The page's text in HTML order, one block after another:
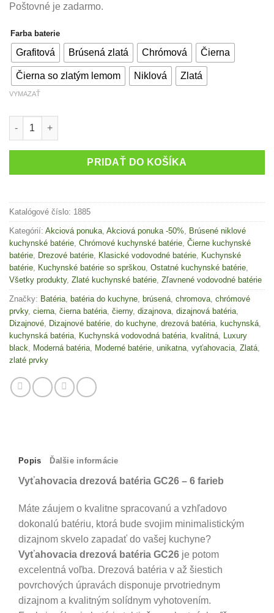
Poštovné je zadarmo.
Farba baterie
Grafitová Brúsená zlatá Chrómová Čierna
Čierna so zlatým lemom Niklová Zlatá
VYMAZAŤ
množstvo Vyťahovacia drezová batéria GC26 - rôzne farby
PRIDAŤ DO KOŠÍKA
Katalógové číslo: 1885
Kategórií: Akciová ponuka Akciová ponuka -50%
Brúsené niklové
kuchynské batérie Chrómové kuchynské batérie Čierne kuchynské
batérie Drezové batérie Klasické vodovodné batérie Kuchynské
batérie Kuchynské batérie so sprškou Ostatné kuchynské batérie
Všetky produkty, Zlaté kuchynské batérie Zľavnené vodovodné batérie
Značky: Batéria batéria do kuchyne brúsená chromova chrómové
prvky, cierna čierna batéria čierny, dizajnova dizajnová batéria
Dizajnové Dizajnové batérie do kuchyne drezová batéria kuchynská
kuchynská batéria Kuchynská vodovodná batéria kvalitná Luxury
black
Moderná batéria Moderné batérie unikatna vyťahovacia Zlatá
zlaté prvky
Popis Ďalšie informácie
Vyťahovacia drezová batéria GC26 – 6 farieb
Máte záujem o kvalitne spracovanú a vzhľadovo
dokonalú batériu, ktorá bude svojim minimalistickým
dizajnom skvelo zapadať do vašej kuchyne?
Vyťahovacia drezová batéria GC26 je potom
excelentná voľba. Drezová batéria v až šiestich
povrchových úpravách disponuje prvotriednym
dizajnom a kvalitným solídnym vyhotovením.